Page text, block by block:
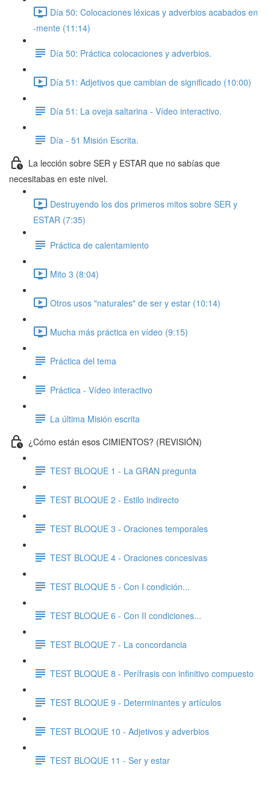
Día 50: Colocaciones léxicas y adverbios acabados en
-mente (11:14)
Día 50: Práctica colocaciones y adverbios.
Día 51: Adjetivos que cambian de significado (10:00)
Día 51: La oveja saltarina - Vídeo interactivo.
Día - 51 Misión Escrita.
La lección sobre SER y ESTAR que no sabías que
necesitabas en este nivel.
Destruyendo los dos primeros mitos sobre SER y
ESTAR (7:35)
Práctica de calentamiento
Mito 3 (8:04)
Otros usos "naturales" de ser y estar (10:14)
Mucha más práctica en vídeo (9:15)
Práctica del tema
Práctica - Vídeo interactivo
La última Misión escrita
¿Cómo están esos CIMIENTOS? (REVISIÓN)
TEST BLOQUE 1 - La GRAN pregunta
TEST BLOQUE 2 - Estilo indirecto
TEST BLOQUE 3 - Oraciones temporales
TEST BLOQUE 4 - Oraciones concesivas
TEST BLOQUE 5 - Con I condición...
TEST BLOQUE 6 - Con II condiciones...
TEST BLOQUE 7 - La concordancia
TEST BLOQUE 8 - Perífrasis con infinitivo compuesto
TEST BLOQUE 9 - Determinantes y artículos
TEST BLOQUE 10 - Adjetivos y adverbios
TEST BLOQUE 11 - Ser y estar